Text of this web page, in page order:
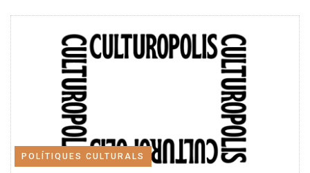
POLÍTIQUES CULTURALS